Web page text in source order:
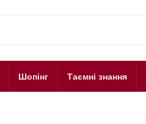
Шопінг Таємні знання